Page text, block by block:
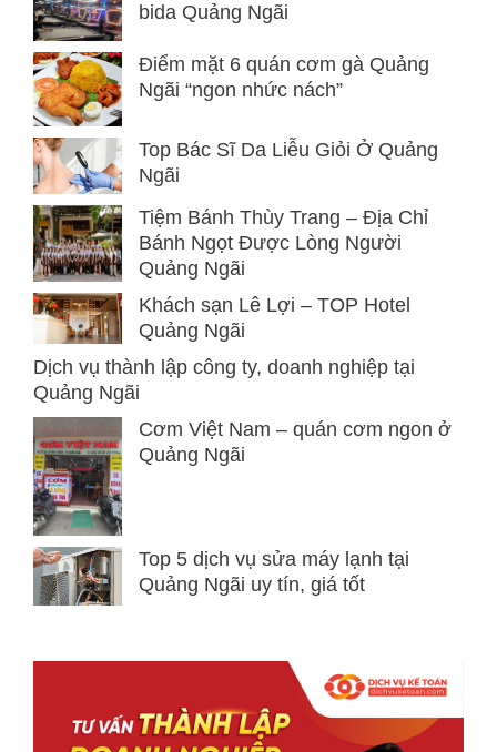
bida Quảng Ngãi
Điểm mặt 6 quán cơm gà Quảng
Ngãi “ngon nhức nách”
Top Bác Sĩ Da Liễu Giỏi Ở Quảng
Ngãi
Tiệm Bánh Thùy Trang – Địa Chỉ
Bánh Ngọt Được Lòng Người
Quảng Ngãi
Khách sạn Lê Lợi – TOP Hotel
Quảng Ngãi
Dịch vụ thành lập công ty, doanh nghiệp tại
Quảng Ngãi
Cơm Việt Nam – quán cơm ngon ở
Quảng Ngãi
Top 5 dịch vụ sửa máy lạnh tại
Quảng Ngãi uy tín, giá tốt